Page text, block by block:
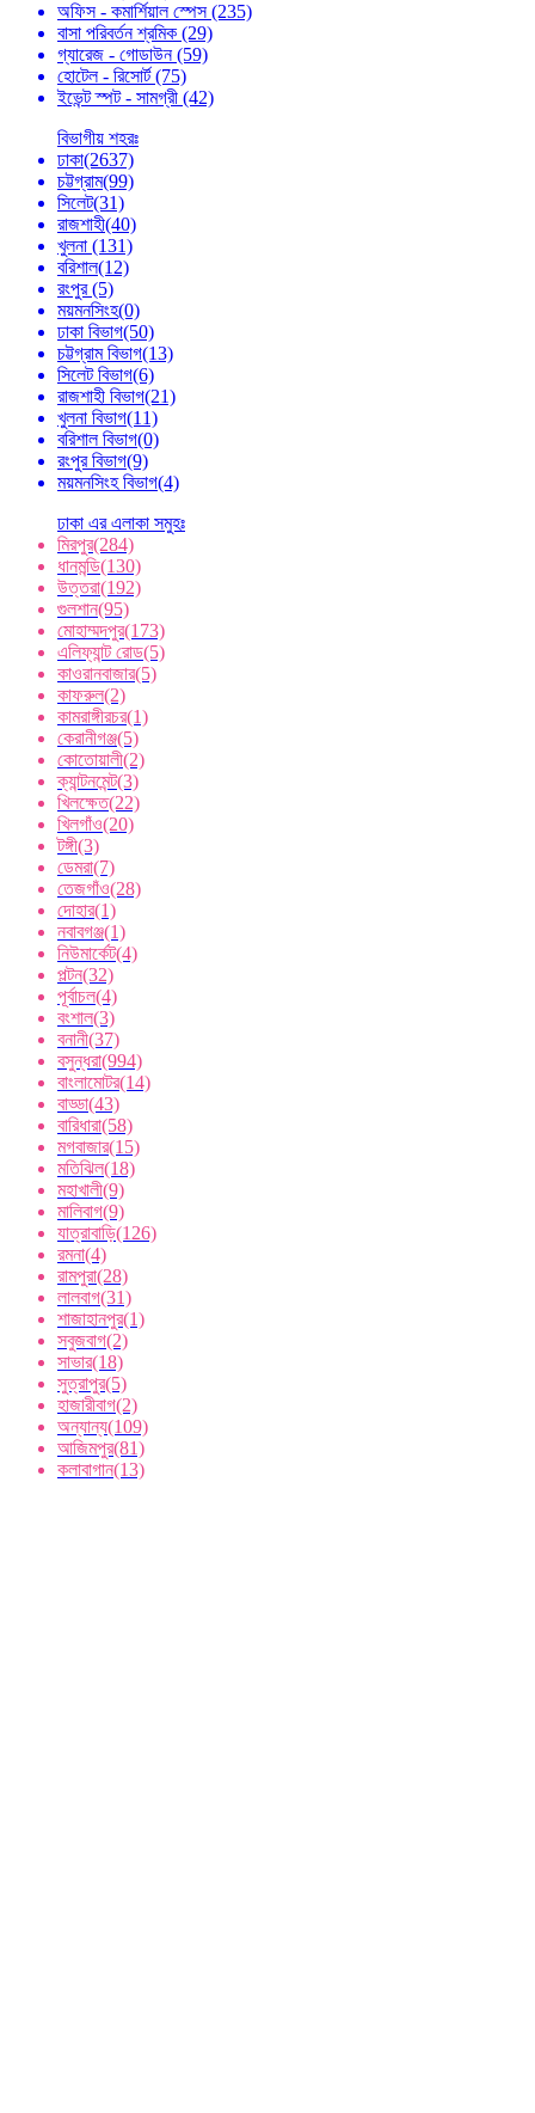
অফিস - কমার্শিয়াল স্পেস(235)
বাসা পরিবর্তন শ্রমিক (29)
গ্যারেজ - গোডাউন(59)
হোটেল - রিসোর্ট(75)
ইভেন্ট স্পট - সামগ্রী (42)
বিভাগীয় শহরঃ
ঢাকা(2637)
চট্টগ্রাম(99)
সিলেট(31)
রাজশাহী(40)
খুলনা (131)
বরিশাল(12)
রংপুর(5)
ময়মনসিংহ(0)
ঢাকা বিভাগ(50)
চট্টগ্রাম বিভাগ(13)
সিলেট বিভাগ(6)
রাজশাহী বিভাগ(21)
খুলনা বিভাগ(11)
বরিশাল বিভাগ(0)
রংপুর বিভাগ(9)
ময়মনসিংহ বিভাগ(4)
ঢাকা এর এলাকা সমুহঃ
মিরপুর(284)
ধানমন্ডি(130)
উত্তরা(192)
গুলশান(95)
মোহাম্মদপুর(173)
এলিফ্যান্ট রোড(5)
কাওরানবাজার(5)
কাফরুল(2)
কামরাঙ্গীরচর(1)
কেরানীগঞ্জ(5)
কোতোয়ালী(2)
ক্যান্টনমেন্ট(3)
খিলক্ষেত(22)
খিলগাঁও(20)
টঙ্গী(3)
ডেমরা(7)
তেজগাঁও(28)
দোহার(1)
নবাবগঞ্জ(1)
নিউমার্কেট(4)
পল্টন(32)
পূর্বাচল(4)
বংশাল(3)
বনানী(37)
বসুন্ধরা(994)
বাংলামোটর(14)
বাড্ডা(43)
বারিধারা(58)
মগবাজার(15)
মতিঝিল(18)
মহাখালী(9)
মালিবাগ(9)
যাত্রাবাড়ি(126)
রমনা(4)
রামপুরা(28)
লালবাগ(31)
শাজাহানপুর(1)
সবুজবাগ(2)
সাভার(18)
সুত্রাপুর(5)
হাজারীবাগ(2)
অন্যান্য(109)
আজিমপুর(81)
কলাবাগান(13)